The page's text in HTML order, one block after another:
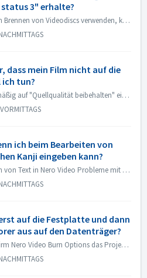
3" erhalte?
Wenn Sie Nero Video zum Brennen von Videodiscs verwenden, können Sie auf diesen Fehler stoßen. "Status 3" ist ein allgemeiner Status für den Bre...
dass mein Film nicht auf die
ich tun?
Nero Video ist standardmäßig auf "Quellqualität beibehalten" eingestellt. So behält Ihre resultierende DVD, AVCHD, Blu-ray die Qualität bei und si...
ich beim Bearbeiten von
Kanji eingeben kann?
Wenn Sie beim Bearbeiten von Text in Nero Video Probleme mit der Eingabe von japanischen Kanji mit einem Eingabemethoden-Editor, z. B. ATOK, haben, möchten ...
auf die Festplatte und dann
aus auf den Datenträger?
1. Brennen Sie im Bildschirm Nero Video Burn Options das Projekt in einen Festplattenordner. Wenn das Brennen erfolgreich war, verwenden Sie zum Brennen ...